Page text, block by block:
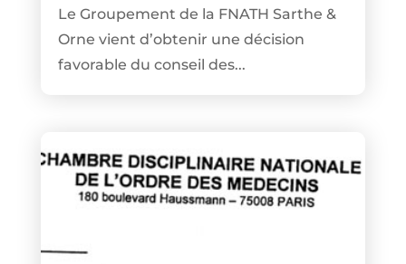
Le Groupement de la FNATH Sarthe &
Orne vient d’obtenir une décision
favorable du conseil des...